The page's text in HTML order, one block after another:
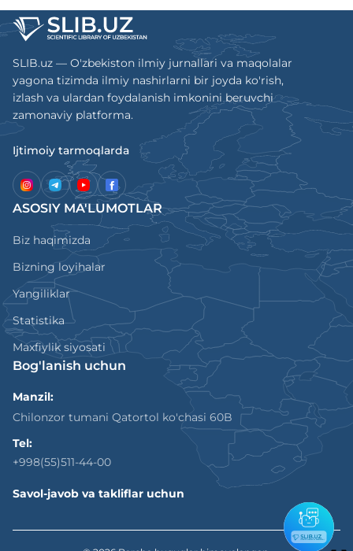
axborotni qayta ishlash, saqlash va
himoyalash, axborotli
telekommunikatsiya texnologiyalarini
rivojlan-tirish va ularni amaliyotga hamda
o‘quv jarayonlariga qo‘llash to‘g'risida va
boshqa maъlumotlar beriladi.
SLIB.uz — O'zbekiston ilmiy jurnallari va maqolalar
yagona tizimda ilmiy nashirlarni bir joyda ko'rish,
izlash va ulardan foydalanish imkonini beruvchi
zamonaviy platforma.
Ijtimoiy tarmoqlarda
ASOSIY MA'LUMOTLAR
Biz haqimizda
Bizning loyihalar
Yangiliklar
Statistika
Maxfiylik siyosati
Bog'lanish uchun
Manzil:
Chilonzor tumani Qatortol ko'chasi 60B
Tel:
+998(55)511-44-00
Savol-javob va takliflar uchun